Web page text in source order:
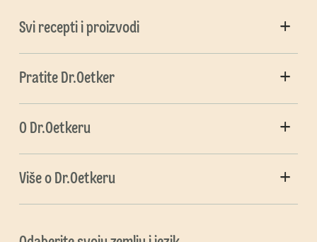
Svi recepti i proizvodi
Pratite Dr.Oetker
O Dr.Oetkeru
Više o Dr.Oetkeru